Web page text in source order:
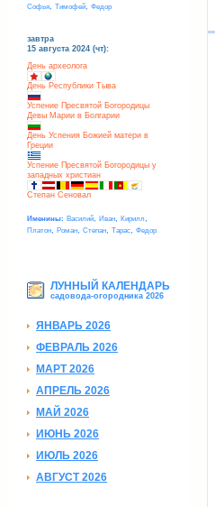
Софья Тимофей Федор
завтра
15 августа 2024 (чт):
День археолога
День Республики Тыва
Успение Пресвятой Богородицы
Девы Марии в Болгарии
День Успения Божией матери в
Греции
Успение Пресвятой Богородицы у
западных христиан
Степан Сеновал
Именины: Василий Иван Кирилл
Платон Роман Степан Тарас Федор
ЛУННЫЙ КАЛЕНДАРЬ
садовода-огородника 2026
ЯНВАРЬ 2026
ФЕВРАЛЬ 2026
МАРТ 2026
АПРЕЛЬ 2026
МАЙ 2026
ИЮНЬ 2026
ИЮЛЬ 2026
АВГУСТ 2026